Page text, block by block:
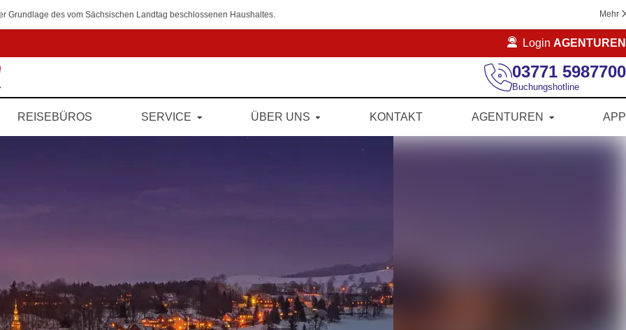
Grundlage des vom Sächsischen Landtag beschlossenen Haushaltes. Mehr
Login AGENTUREN
03771 5987700
Buchungshotline
REISEBÜROS SERVICE ÜBER UNS KONTAKT AGENTUREN APP